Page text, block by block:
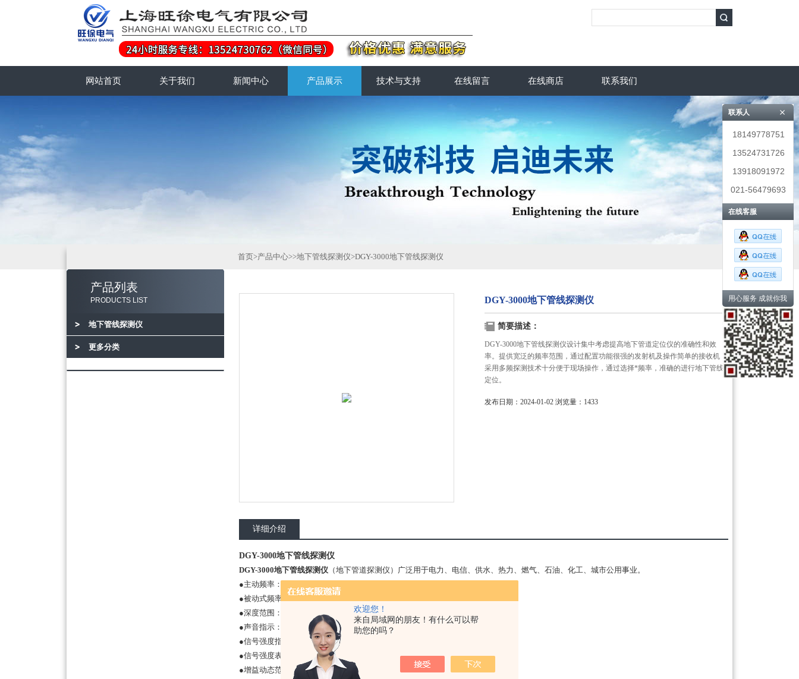
欢迎您！
来自局域网的朋友！有什么可以帮
助您的吗？
网站首页 关于我们 新闻中心 产品展示 技术与支持 在线留言 在线商店 联系我们
产品列表
PRODUCTS LIST
地下管线探测仪
更多分类
首页>产品中心>>地下管线探测仪>DGY-3000地下管线探测仪
DGY-3000地下管线探测仪
简要描述：
DGY-3000地下管线探测仪设计集中考虑提高地下管道定位仪的准确性和效
率。提供宽泛的频率范围，通过配置功能很强的发射机及操作简单的接收机，
采用多频探测技术十分便于现场操作，通过选择*频率，准确的进行地下管线
定位。
发布日期：2024-01-02 浏览量：1433
详细介绍
DGY-3000地下管线探测仪
DGY-3000地下管线探测仪 （地下管道探测仪）广泛用于电力、电信、供水、热力、燃气、石油、化工、城市公用事业。
●主动频率：低频、中频、高频、射频；深度及带左/右方向指示；
●被动式频率：50～60Hz；不带深度及左/右方向显示；
●深度范围：0～6M；
●声音指示：随信号强度变化的调频音调；
●信号强度指示：液晶显示，声音提示；
●信号强度表示: 条形图、数字量程0-999
●增益动态范围：100db
联系人
18149778751
13524731726
13918091972
021-56479693
在线客服
用心服务 成就你我